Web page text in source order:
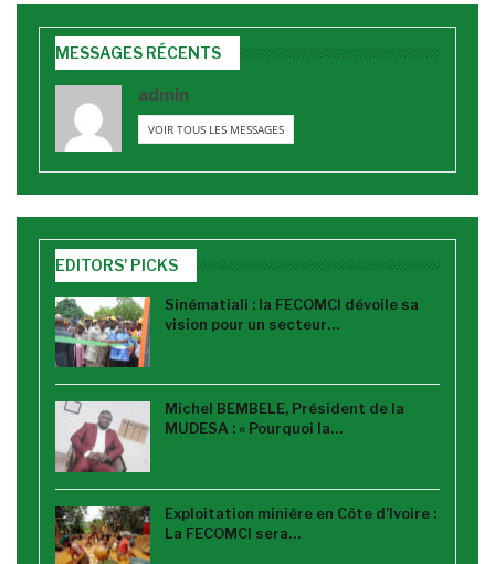
MESSAGES RÉCENTS
admin
VOIR TOUS LES MESSAGES
EDITORS' PICKS
Sinématiali : la FECOMCI dévoile sa
vision pour un secteur…
Michel BEMBELE, Président de la
MUDESA : « Pourquoi la…
Exploitation minière en Côte d’Ivoire :
La FECOMCI sera…